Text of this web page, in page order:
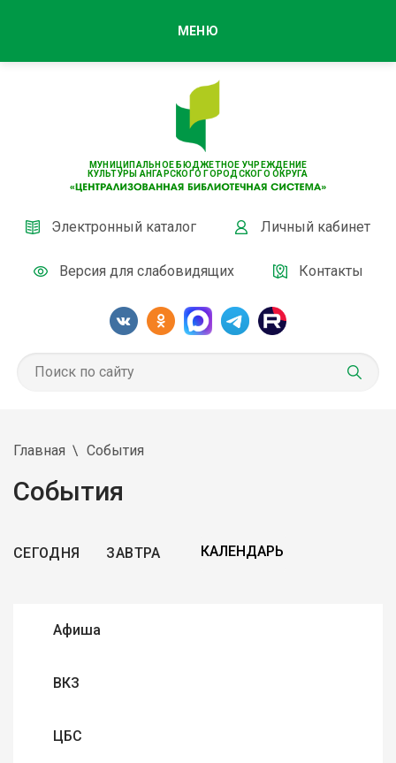
МУНИЦИПАЛЬНОЕ БЮДЖЕТНОЕ УЧРЕЖДЕНИЕ
КУЛЬТУРЫ АНГАРСКОГО ГОРОДСКОГО ОКРУГА
Электронный каталог Личный кабинет
Версия для слабовидящих Контакты
МЕНЮ
Главная События
События
СЕГОДНЯ ЗАВТРА
Афиша
ВКЗ
ЦБС